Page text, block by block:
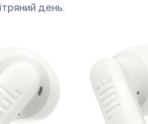
день.